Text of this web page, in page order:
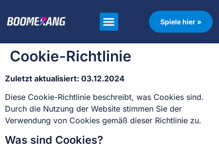
Spiele hier »
Cookie-Richtlinie
Zuletzt aktualisiert: 03.12.2024
Diese Cookie-Richtlinie beschreibt, was Cookies sind.
Durch die Nutzung der Website stimmen Sie der
Verwendung von Cookies gemäß dieser Richtlinie zu.
Was sind Cookies?